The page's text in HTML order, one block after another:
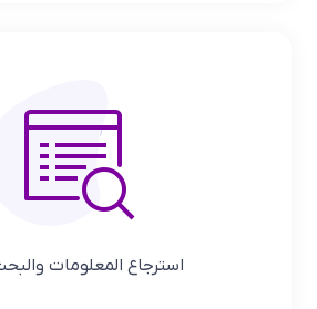
استرجاع المعلومات